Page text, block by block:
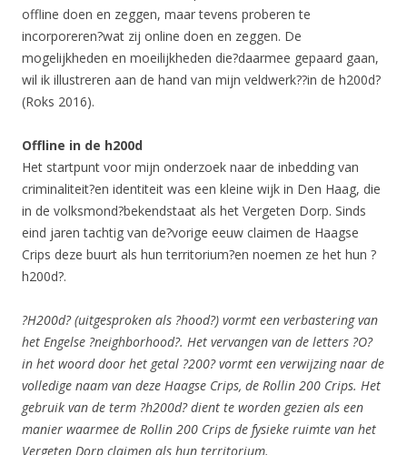
offline doen en zeggen, maar tevens proberen te
incorporeren?wat zij online doen en zeggen. De
mogelijkheden en moeilijkheden die?daarmee gepaard gaan,
wil ik illustreren aan de hand van mijn veldwerk??in de h200d?
(Roks 2016).
Offline in de h200d
Het startpunt voor mijn onderzoek naar de inbedding van
criminaliteit?en identiteit was een kleine wijk in Den Haag, die
in de volksmond?bekendstaat als het Vergeten Dorp. Sinds
eind jaren tachtig van de?vorige eeuw claimen de Haagse
Crips deze buurt als hun territorium?en noemen ze het hun ?
h200d?.
?H200d? (uitgesproken als ?hood?) vormt een verbastering van
het Engelse ?neighborhood?. Het vervangen van de letters ?O?
in het woord door het getal ?200? vormt een verwijzing naar de
volledige naam van deze Haagse Crips, de Rollin 200 Crips. Het
gebruik van de term ?h200d? dient te worden gezien als een
manier waarmee de Rollin 200 Crips de fysieke ruimte van het
Vergeten Dorp claimen als hun territorium.